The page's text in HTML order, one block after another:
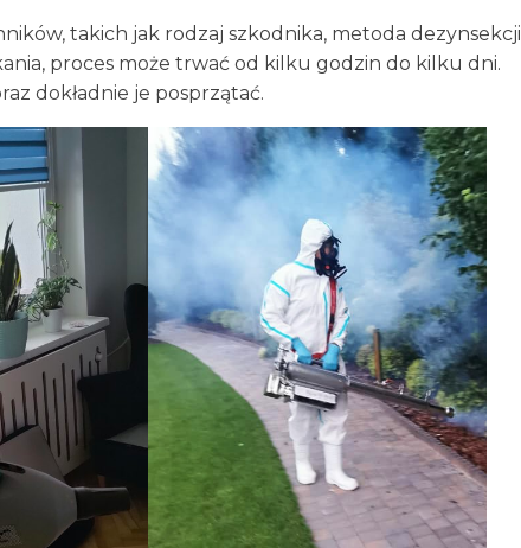
takich jak rodzaj szkodnika, metoda dezynsekcji
proces może trwać od kilku godzin do kilku dni.
dokładnie je posprzątać.